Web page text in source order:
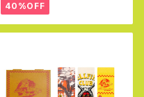
40%OFF